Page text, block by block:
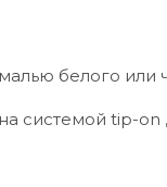
белого или
cистемой tip-on